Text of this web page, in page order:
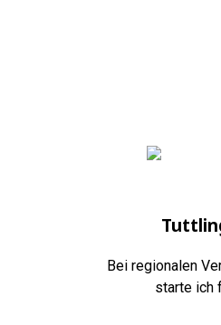
Bei regionalen
starte ich